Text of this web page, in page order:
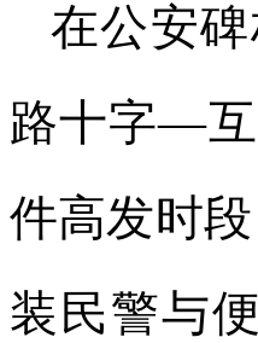
在公安
路十字—互
件高发时
装民警与